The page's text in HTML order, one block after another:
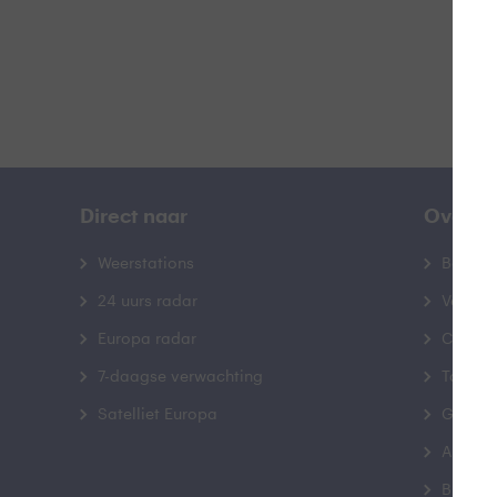
Direct naar
Weerstations
24 uurs radar
Europa radar
7-daagse verwachting
Satelliet Europa
Over
Contact